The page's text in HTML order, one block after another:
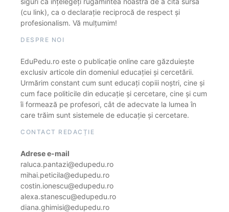
(cu link), ca o declarație reciprocă de respect și
profesionalism. Vă mulțumim!
DESPRE NOI
EduPedu.ro este o publicație online care găzduiește
exclusiv articole din domeniul educației și cercetării.
Urmărim constant cum sunt educați copiii noștri, cine și
cum face politicile din educație și cercetare, cine și cum
îi formează pe profesori, cât de adecvate la lumea în
care trăim sunt sistemele de educație și cercetare.
CONTACT REDACȚIE
Adrese e-mail
raluca.pantazi@edupedu.ro
mihai.peticila@edupedu.ro
costin.ionescu@edupedu.ro
alexa.stanescu@edupedu.ro
diana.ghimisi@edupedu.ro